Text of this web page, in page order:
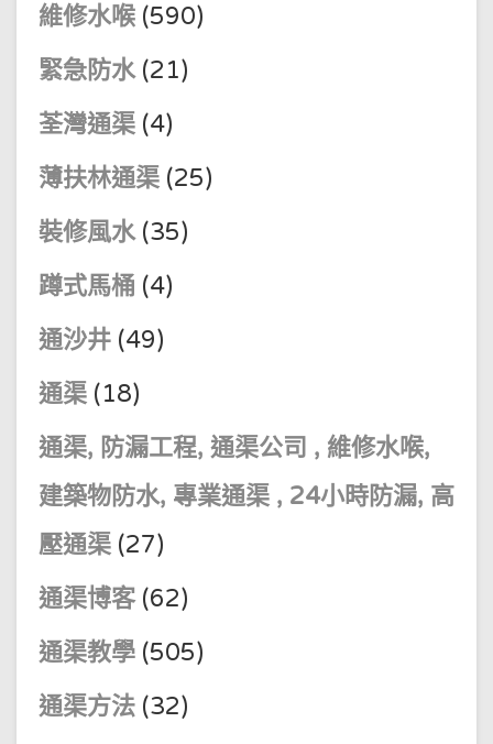
維修水喉 (590)
緊急防水(21)
荃灣通渠 (4)
薄扶林通渠 (25)
裝修風水(35)
蹲式馬桶 (4)
通沙井 (49)
通渠 (18)
通渠, 防漏工程, 通渠公司 , 維修水喉,
建築物防水, 專業通渠 , 24小時防漏, 高
壓通渠 (27)
通渠博客(62)
通渠教學 (505)
通渠方法 (32)